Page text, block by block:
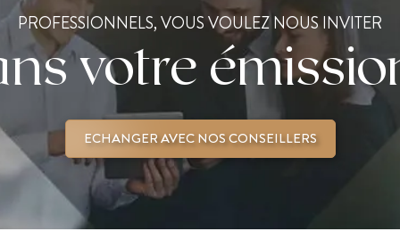
PROFESSIONNELS, VOUS VOULEZ NOUS INVITER
votre
ECHANGER AVEC NOS CONSEILLERS